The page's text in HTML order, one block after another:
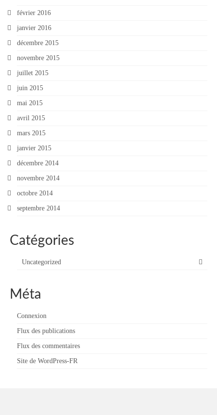
février 2016
janvier 2016
décembre 2015
novembre 2015
juillet 2015
juin 2015
mai 2015
avril 2015
mars 2015
janvier 2015
décembre 2014
novembre 2014
octobre 2014
septembre 2014
Catégories
Uncategorized
Méta
Connexion
Flux des publications
Flux des commentaires
Site de WordPress-FR